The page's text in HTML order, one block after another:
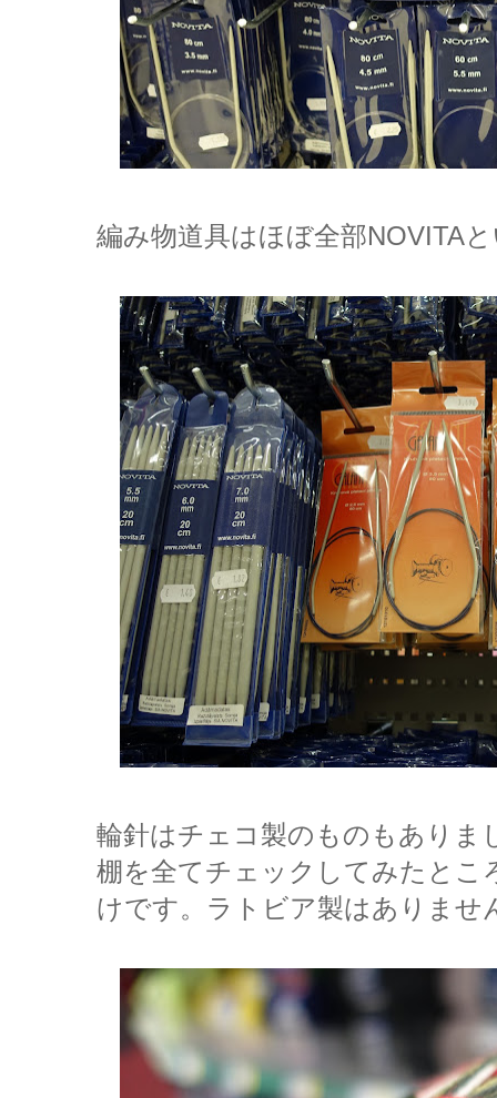
編み物道具はほぼ全部NOVITA
輪針はチェコ製のものもありま
棚を全てチェックしてみたとこ
けです。ラトビア製はありませ